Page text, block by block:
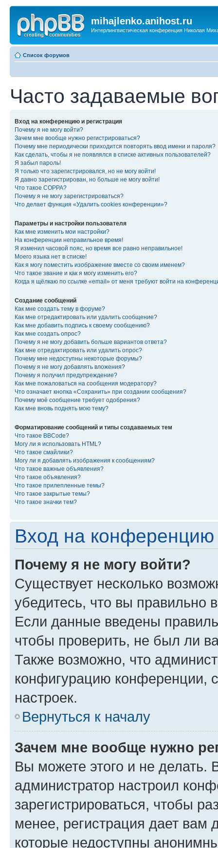
mihajlenko.anihost.ru
Интерлингвистическая конференция Николая
Список форумов
Часто задаваемые
Вход на конференцию и регистрация
Почему я не могу войти?
Зачем мне вообще нужно регистрироваться?
Почему мне периодически приходится повторять ввод имени и пароля?
Как сделать, чтобы я не появлялся в списке активных пользователей?
Я забыл пароль!
Я только что зарегистрировался, но не могу войти!
Я давно зарегистрирован, но больше не могу войти!
Что такое COPPA?
Почему я не могу зарегистрироваться?
Что делает функция «Удалить cookies конференции»?
Параметры и настройки пользователя
Как мне изменить мои настройки?
На конференции неправильное время!
Я изменил часовой пояс, но время все равно неправильное!
Моего языка нет в списке!
Как я могу поместить изображение вместе со своим именем?
Что такое звание и как я могу изменить его?
Когда я щёлкаю по ссылке «email» от меня требуют войти на
Создание сообщений
Как мне создать тему в форуме?
Как мне отредактировать или удалить сообщение?
Как мне добавить подпись к своему сообщению?
Как мне создать опрос?
Почему я не могу добавить больше вариантов ответа?
Как мне отредактировать или удалить опрос?
Почему мне недоступны некоторые форумы?
Почему я не могу добавлять вложения?
Почему я получил предупреждение?
Как мне пожаловаться на сообщения модератору?
Что означает кнопка «Сохранить» при создании сообщения?
Почему моё сообщение требует одобрения?
Как мне вновь поднять мою тему?
Форматирование сообщений и типы создаваемых тем
Что такое BBCode?
Могу ли я использовать HTML?
Что такое смайлики?
Могу ли я добавлять изображения к сообщениям?
Что такое важные объявления?
Что такое объявления?
Что такое прилепленные темы?
Что такое закрытые темы?
Что такое значки тем?
Вход на конференцию
Почему я не могу войти?
Существует несколько
убедитесь, что вы правильно
Если данные введены
чтобы проверить, не был ли
Также возможно, что
конфигурацию конференции,
настроек.
Вернуться к началу
Зачем мне вообще нужно
Вы можете этого и не делать.
администратор настроил
зарегистрироваться, чтобы
менее, регистрация дает вам
которые недоступны